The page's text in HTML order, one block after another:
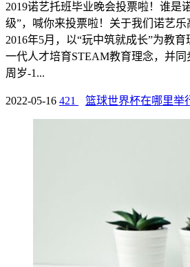
2019诺艺托班毕业晚会投票啦！谁是
级”，喊你来投票啦！关于我们诺艺
2016年5月，以“玩中筑就成长”为教
一代人才培育STEAM教育理念，并同
周岁-1...
2022-05-16 421 篮球世界杯在哪里举